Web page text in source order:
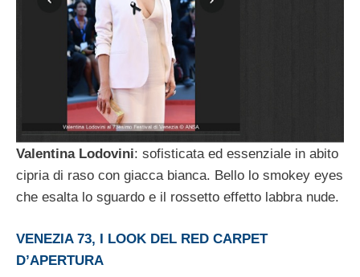
Valentina Lodovini: sofisticata ed essenziale in abito
cipria di raso con giacca bianca. Bello lo smokey eyes
che esalta lo sguardo e il rossetto effetto labbra nude.
VENEZIA 73, I LOOK DEL RED CARPET
D’APERTURA